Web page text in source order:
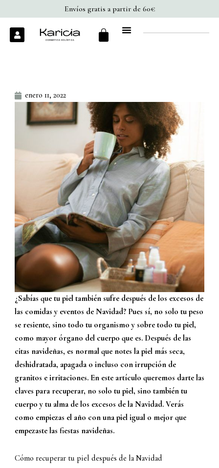
al
contenido
Envíos gratis a partir de 60€
U
s
e
Cart
enero 11, 2022
¿Sabías que tu piel también sufre después de los excesos de
las comidas y eventos de Navidad? Pues sí, no solo tu peso
se resiente, sino todo tu organismo y sobre todo tu piel,
como mayor órgano del cuerpo que es. Después de las
citas navideñas, es normal que notes la piel más seca,
deshidratada, apagada o incluso con irrupción de
granitos e irritaciones. En este artículo queremos darte las
claves para recuperar, no solo tu piel, sino también tu
cuerpo y tu alma de los excesos de la Navidad. Verás
como empiezas el año con una piel igual o mejor que
empezaste las fiestas navideñas.
Cómo recuperar tu piel después de la Navidad